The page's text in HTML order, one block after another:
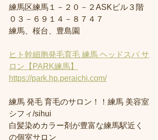
練馬区練馬１－２０－２ASKビル３階
０３－６９１４－８７４７
練馬、桜台、豊島園
ヒト幹細胞発毛育毛 練馬 ヘッドスパ サ
ロン【PARK練馬】
https://park.hp.peraichi.com/
練馬 発毛 育毛のサロン！！練馬 美容室
シフィ/sihui
白髪染めカラー剤が豊富な練馬駅近く
の個室サロン